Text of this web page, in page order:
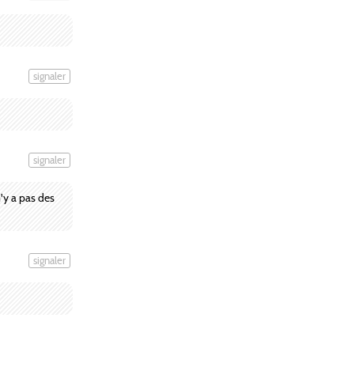
signaler
signaler
a pas des
signaler